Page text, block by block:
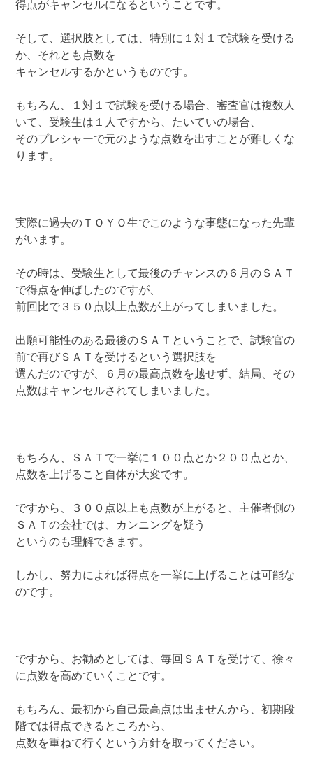
得点がキャンセルになるということです。
そして、選択肢としては、特別に１対１で試験を受ける
か、それとも点数を
キャンセルするかというものです。
もちろん、１対１で試験を受ける場合、審査官は複数人
いて、受験生は１人ですから、たいていの場合、
そのプレシャーで元のような点数を出すことが難しくな
ります。
実際に過去のＴＯＹＯ生でこのような事態になった先輩
がいます。
その時は、受験生として最後のチャンスの６月のＳＡＴ
で得点を伸ばしたのですが、
前回比で３５０点以上点数が上がってしまいました。
出願可能性のある最後のＳＡＴということで、試験官の
前で再びＳＡＴを受けるという選択肢を
選んだのですが、６月の最高点数を越せず、結局、その
点数はキャンセルされてしまいました。
もちろん、ＳＡＴで一挙に１００点とか２００点とか、
点数を上げること自体が大変です。
ですから、３００点以上も点数が上がると、主催者側の
ＳＡＴの会社では、カンニングを疑う
というのも理解できます。
しかし、努力によれば得点を一挙に上げることは可能な
のです。
ですから、お勧めとしては、毎回ＳＡＴを受けて、徐々
に点数を高めていくことです。
もちろん、最初から自己最高点は出ませんから、初期段
階では得点できるところから、
点数を重ねて行くという方針を取ってください。